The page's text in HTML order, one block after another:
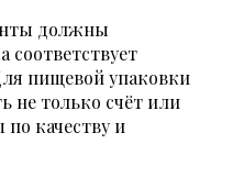
должны
соответствует
пищевой упаковки
не только счёт или
качеству и